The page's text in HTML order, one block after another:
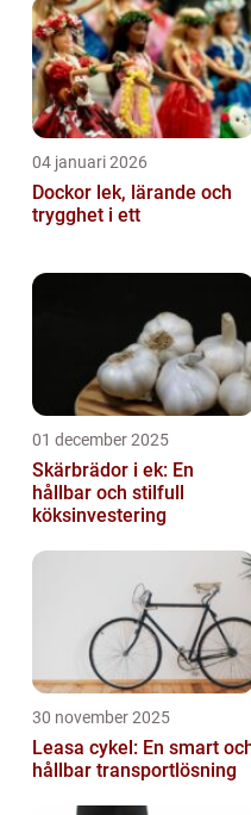
04 januari 2026
Dockor lek, lärande och
trygghet i ett
01 december 2025
Skärbrädor i ek: En
hållbar och stilfull
köksinvestering
30 november 2025
Leasa cykel: En smart
hållbar transportlösning